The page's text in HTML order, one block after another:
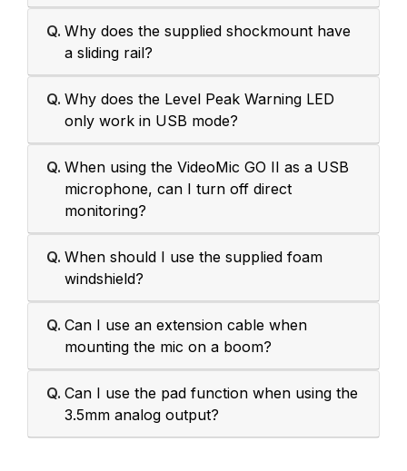
Q. Why does the supplied shockmount have
a sliding rail?
Q. Why does the Level Peak Warning LED
only work in USB mode?
Q. When using the VideoMic GO II as a USB
microphone, can I turn off direct
monitoring?
Q. When should I use the supplied foam
windshield?
Q. Can I use an extension cable when
mounting the mic on a boom?
Q. Can I use the pad function when using the
3.5mm analog output?